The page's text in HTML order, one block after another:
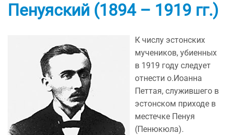
Пенуяский (1894 – 1919 гг.)
К числу эстонских
мучеников, убиенных
в 1919 году следует
отнести о.Иоанна
Петтая, служившего в
эстонском приходе в
местечке Пенуя
(Пенюкюла).